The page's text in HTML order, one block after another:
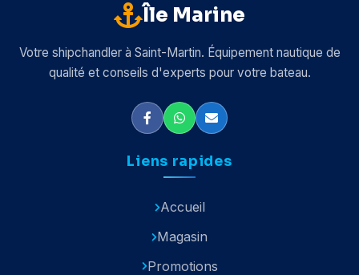
Île Marine
Votre shipchandler à Saint-Martin. Équipement nautique de
qualité et conseils d'experts pour votre bateau.
Liens rapides
Accueil
Magasin
Promotions